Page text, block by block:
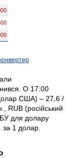
О 17:00
США) – 27,6 /
RUB (російський
для долару
1 долар.